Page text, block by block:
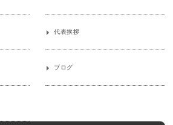
代表挨拶
ブログ